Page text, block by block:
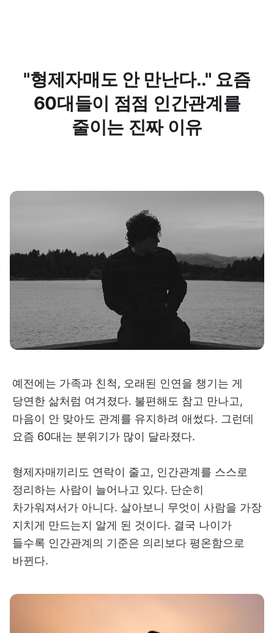
"형제자매도 안 만난다.." 요즘
60대들이 점점 인간관계를
줄이는 진짜 이유
예전에는 가족과 친척, 오래된 인연을 챙기는 게
당연한 삶처럼 여겨졌다. 불편해도 참고 만나고,
마음이 안 맞아도 관계를 유지하려 애썼다. 그런데
요즘 60대는 분위기가 많이 달라졌다.
형제자매끼리도 연락이 줄고, 인간관계를 스스로
정리하는 사람이 늘어나고 있다. 단순히
차가워져서가 아니다. 살아보니 무엇이 사람을 가장
지치게 만드는지 알게 된 것이다. 결국 나이가
들수록 인간관계의 기준은 의리보다 평온함으로
바뀐다.